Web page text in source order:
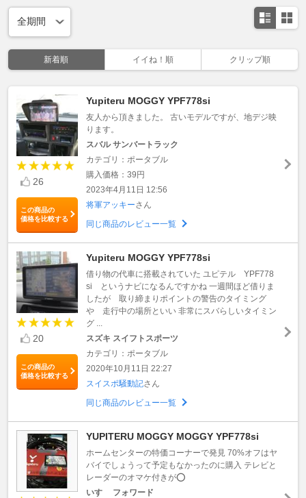
新着順 イイね！順 クリップ順
26
この商品の
価格を比較する
Yupiteru MOGGY YPF778si
友人から頂きました。 古いモデルですが、地デジ映
ります。
スバル サンバートラック
カテゴリ：ポータブル
購入価格：39円
2023年4月11日 12:56
将軍アッキーさん
同じ商品のレビュー一覧
20
この商品の
価格を比較する
Yupiteru MOGGY YPF778si
借り物の代車に搭載されていた ユピテル YPF778
si というナビになるんですかね 一週間ほど借りま
したが 取り締まりポイントの警告のタイミング
や 走行中の場所といい 非常にスバらしいタイミン
グ ...
スズキ スイフトスポーツ
カテゴリ：ポータブル
2020年10月11日 22:27
スイスポ騒動記さん
同じ商品のレビュー一覧
YUPITERU MOGGY MOGGY YPF778si
ホームセンターの特価コーナーで発見 70%オフはヤ
バイでしょうって予定もなかったのに購入 テレビと
レーダーのオマケ付きが⭕️
いすゞ フォワード